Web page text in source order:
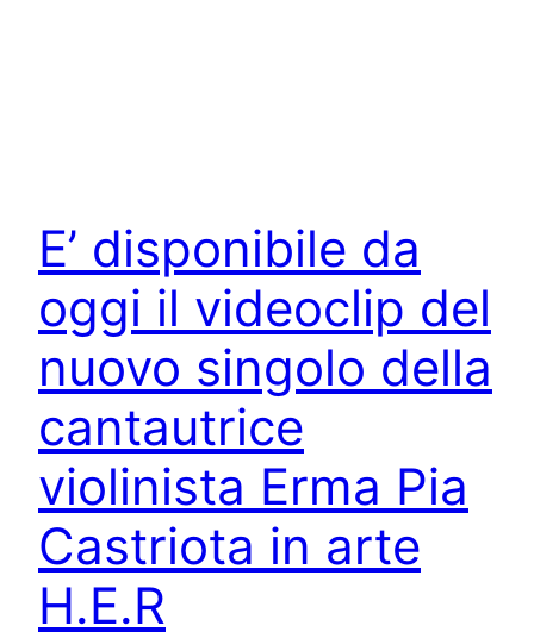
E’ disponibile da
oggi il videoclip del
nuovo singolo della
cantautrice
violinista Erma Pia
Castriota in arte
H.E.R